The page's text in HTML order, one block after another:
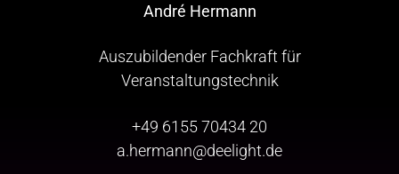
André Hermann
Auszubildender Fachkraft für
Veranstaltungstechnik
+49 6155 70434 20
a.hermann@deelight.de